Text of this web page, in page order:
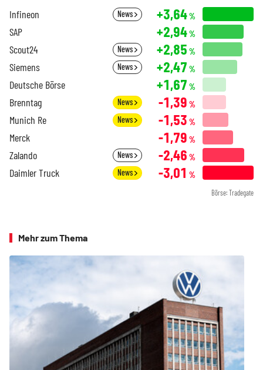
Infineon News +3,64%
SAP +2,94%
Scout24 News +2,85 %
Siemens News +2,47 %
Deutsche Börse +1,67 %
Brenntag News -1,39 %
Munich Re News -1,53 %
Merck -1,79 %
Zalando News -2,46 %
Daimler Truck News -3,01 %
Börse: Tradegate
Mehr zum Thema